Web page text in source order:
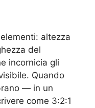
altezza
del
incornicia gli
Quando
— in un
come 3:2:1